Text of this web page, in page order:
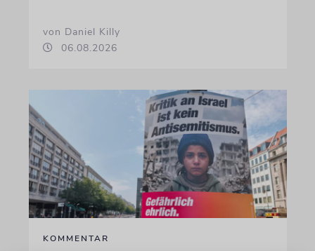
von Daniel Killy
06.08.2026
KOMMENTAR